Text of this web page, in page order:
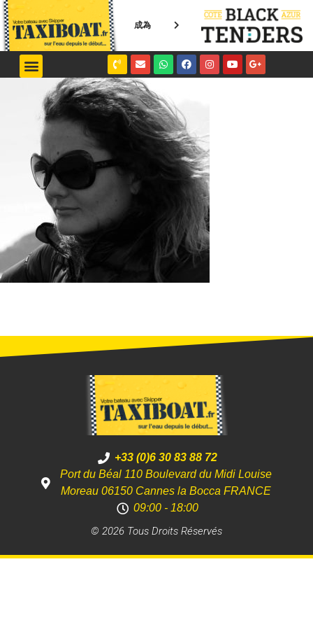
成為
+33 (0)6 30 83 88 72
Port du Béal 110 Boulevard du Midi Louise
Moreau 06150 Cannes la Bocca FRANCE
09:00 - 18:00
© 2026 Tous Droits Réservés